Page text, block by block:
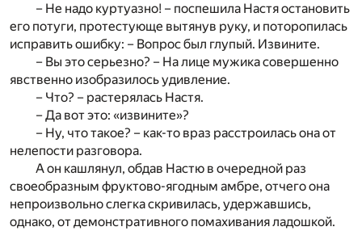
– Не надо куртуазно! – поспешила Настя остановить
его потуги, протестующе вытянув руку, и поторопилась
исправить ошибку: – Вопрос был глупый. Извините.
– Вы это серьезно? – На лице мужика совершенно
явственно изобразилось удивление.
– Что? – растерялась Настя.
– Да вот это: «извините»?
– Ну, что такое? – как-то враз расстроилась она от
нелепости разговора.
А он кашлянул, обдав Настю в очередной раз
своеобразным фруктово-ягодным амбре, отчего она
непроизвольно слегка скривилась, удержавшись,
однако, от демонстративного помахивания ладошкой.